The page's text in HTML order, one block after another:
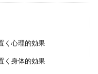
く心理的効果
く身体的効果